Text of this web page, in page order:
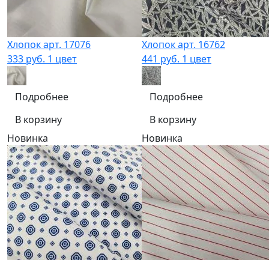
Хлопок арт. 17076
333 руб. 1 цвет
Подробнее
В корзину
Хлопок арт. 16762
441 руб. 1 цвет
Подробнее
В корзину
Новинка
Новинка